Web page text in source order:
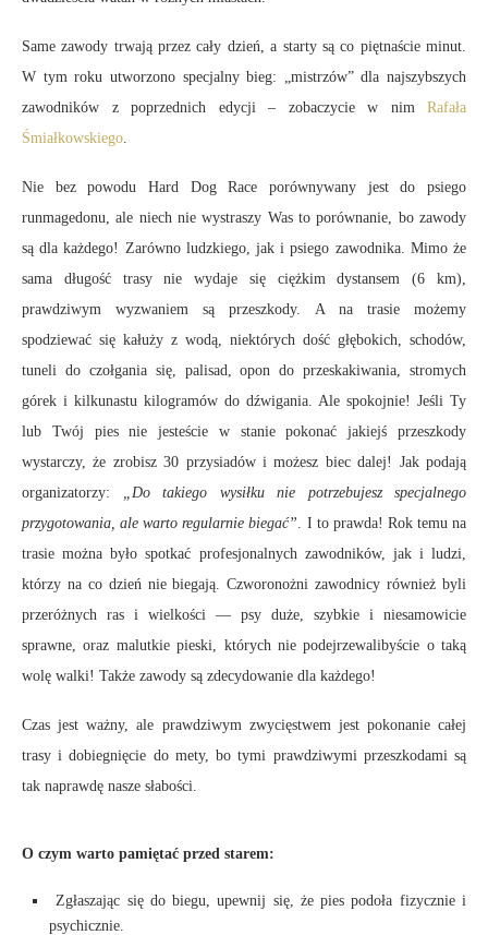
Same zawody trwają przez cały dzień, a starty są co piętnaście minut.
W tym roku utworzono specjalny bieg: „mistrzów” dla najszybszych
zawodników z poprzednich edycji – zobaczycie w nim Rafała
Śmiałkowskiego.
Nie bez powodu Hard Dog Race porównywany jest do psiego
runmagedonu, ale niech nie wystraszy Was to porównanie, bo zawody
są dla każdego! Zarówno ludzkiego, jak i psiego zawodnika. Mimo że
sama długość trasy nie wydaje się ciężkim dystansem (6 km),
prawdziwym wyzwaniem są przeszkody. A na trasie możemy
spodziewać się kałuży z wodą, niektórych dość głębokich, schodów,
tuneli do czołgania się, palisad, opon do przeskakiwania, stromych
górek i kilkunastu kilogramów do dźwigania. Ale spokojnie! Jeśli Ty
lub Twój pies nie jesteście w stanie pokonać jakiejś przeszkody
wystarczy, że zrobisz 30 przysiadów i możesz biec dalej! Jak podają
organizatorzy: „Do takiego wysiłku nie potrzebujesz specjalnego
przygotowania, ale warto regularnie biegać”. I to prawda! Rok temu na
trasie można było spotkać profesjonalnych zawodników, jak i ludzi,
którzy na co dzień nie biegają. Czworonożni zawodnicy również byli
przeróżnych ras i wielkości — psy duże, szybkie i niesamowicie
sprawne, oraz malutkie pieski, których nie podejrzewalibyście o taką
wolę walki! Także zawody są zdecydowanie dla każdego!
Czas jest ważny, ale prawdziwym zwycięstwem jest pokonanie całej
trasy i dobiegnięcie do mety, bo tymi prawdziwymi przeszkodami są
tak naprawdę nasze słabości.
O czym warto pamiętać przed starem:
Zgłaszając się do biegu, upewnij się, że pies podoła fizycznie i
psychicznie.